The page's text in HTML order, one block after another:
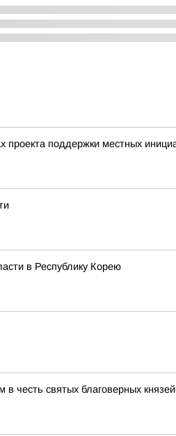
проекта поддержки местных
в Республику Корею
святых благоверных